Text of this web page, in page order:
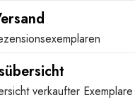
verkaufter Exemplare